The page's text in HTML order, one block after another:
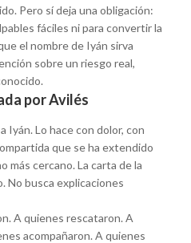
Pero sí deja una obligación:
fáciles ni para convertir la
el nombre de Iyán sirva
sobre un riesgo real,
por Avilés
Iyán. Lo hace con dolor, con
que se ha extendido
más cercano. La carta de la
No busca explicaciones
A quienes rescataron. A
acompañaron. A quienes